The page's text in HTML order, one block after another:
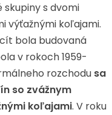
s dvomi
výťažnými koľajami.
bola budovaná
v rokoch 1959-
rozchodu sa
so zvážnym
koľajami. V roku